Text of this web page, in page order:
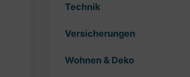
Technik
Versicherungen
Wohnen & Deko